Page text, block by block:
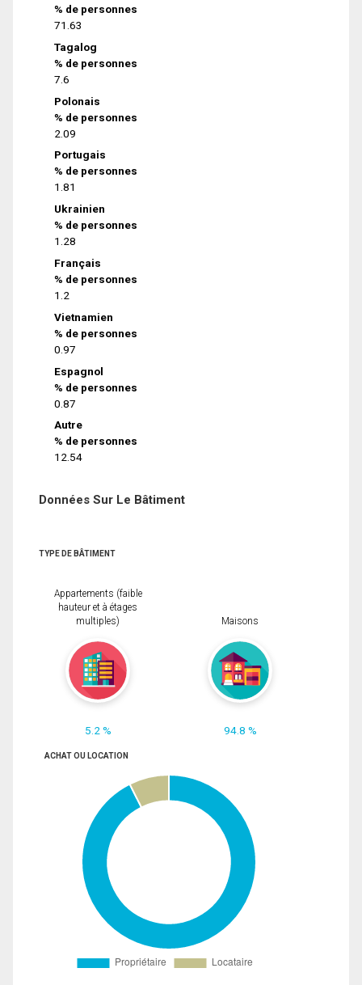
% de personnes
71.63
Tagalog
% de personnes
7.6
Polonais
% de personnes
2.09
Portugais
% de personnes
1.81
Ukrainien
% de personnes
1.28
Français
% de personnes
1.2
Vietnamien
% de personnes
0.97
Espagnol
% de personnes
0.87
Autre
% de personnes
12.54
Données Sur Le Bâtiment
TYPE DE BÂTIMENT
Appartements (faible
hauteur et à étages
multiples)
5.2 %
Maisons
94.8 %
ACHAT OU LOCATION